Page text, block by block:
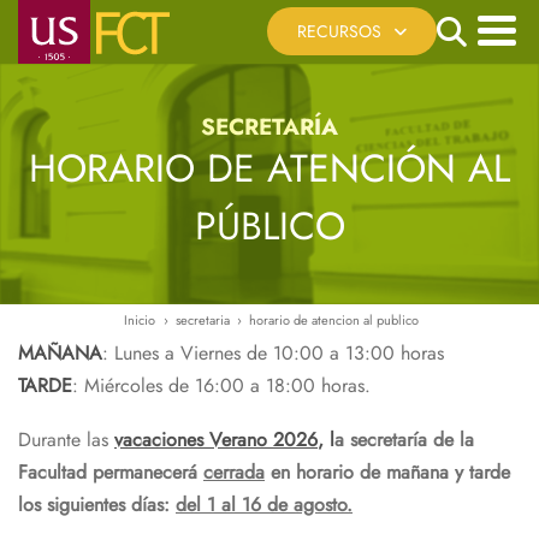
Pasar
contenido
principal
RECURSOS
Registro Telemático
Sede Electrónica US
Reserva de Espacios
Ayúdanos a mejorar
Search
Menú
principal SECRETARÍA
HORARIO DE ATENCIÓN AL
PÚBLICO
de
navegación
Inicio secretaria horario de atencion al publico
MAÑANA: Lunes a Viernes de 10:00 a 13:00 horas
TARDE: Miércoles de 16:00 a 18:00 horas.
Durante las vacaciones Verano 2026, la secretaría de la
Facultad permanecerá cerrada en horario de mañana y tarde
los siguientes días: del 1 al 16 de agosto.